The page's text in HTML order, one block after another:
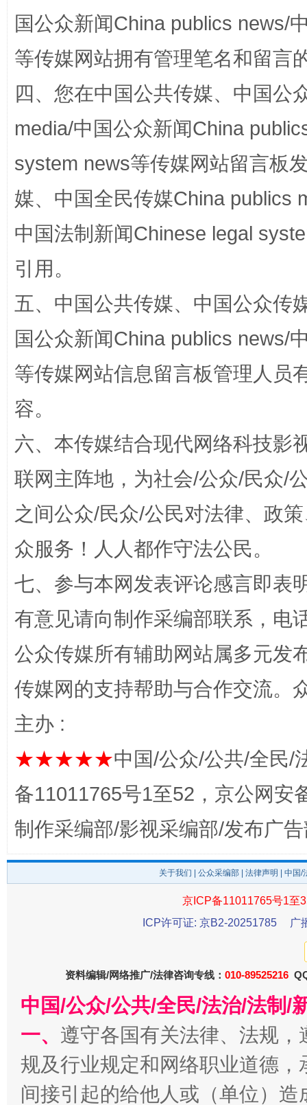
国家大学科技园优化重塑工作
“蜀中异人”王建安的艺术幻境
完善运行机制助力责任有效落实 一纸欠
国公众新闻China publics news/
等传媒网站拥有管理笔名和留言
四、您在中国公共传媒、中国公
media/中国公众新闻China
system news等传媒网站留言板
媒、中国全民传媒China publics
中国法制新闻Chinese legal
引用。
五、中国公共传媒、中国公众传
国公众新闻China publics news/
等传媒网站信息留言板管理人员
容。
六、本传媒结合现代网络科技影
联网主阵地，为社会/公众/民众/
之间公众/民众/公民对法律、政
众服务！人人都作守法公民。
七、参与本网发表评论感言即表
有意见请向制作采编部联系，电
公众传媒所有辅助网站属多元发
传媒网的支持帮助与合作交流。
主办 :
★★★★★中国/公众/公共/全民/
备11011765号1至52，京公网安
制作采编部/影视采编部/发布广
关于我们 公众采编部 法律声明 | 中国
京ICP备11011765号1至
ICP许可证: 京B2-20251785
广
资料编辑/网络推广/法律咨询专线： 010-89525216
中国/公众/公共/全民/法治/法制/
一、 遵守各国有关法律、法规
规及行业规定和网络职业道德
间接引起的给他人或（单位）